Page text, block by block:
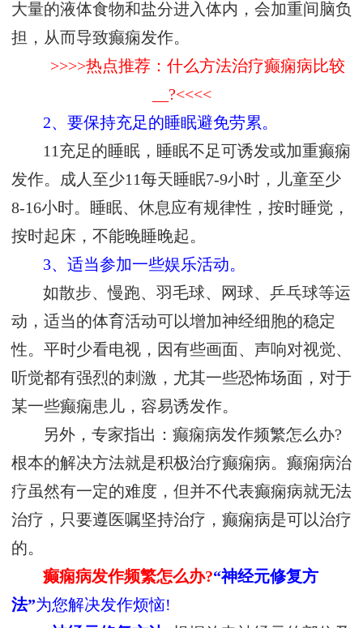
大量的液体食物和盐分进入体内，会加重间脑负
担，从而导致癫痫发作。
>>>>热点推荐：什么方法治疗癫痫病比较
__?<<<<
2、要保持充足的睡眠避免劳累。
11充足的睡眠，睡眠不足可诱发或加重癫痫
发作。成人至少11每天睡眠7-9小时，儿童至少
8-16小时。睡眠、休息应有规律性，按时睡觉，
按时起床，不能晚睡晚起。
3、适当参加一些娱乐活动。
如散步、慢跑、羽毛球、网球、乒乓球等运
动，适当的体育活动可以增加神经细胞的稳定
性。平时少看电视，因有些画面、声响对视觉、
听觉都有强烈的刺激，尤其一些恐怖场面，对于
某一些癫痫患儿，容易诱发作。
另外，专家指出：癫痫病发作频繁怎么办?
根本的解决方法就是积极治疗癫痫病。癫痫病治
疗虽然有一定的难度，但并不代表癫痫病就无法
治疗，只要遵医嘱坚持治疗，癫痫病是可以治疗
的。
癫痫病发作频繁怎么办?“神经元修复方
法”为您解决发作烦恼!